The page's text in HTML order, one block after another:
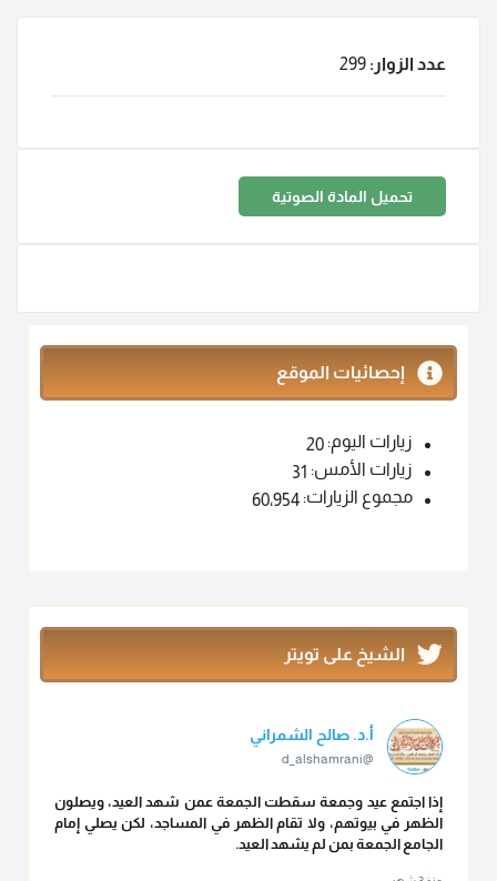
عدد الزوار: 299
تحميل المادة الصوتية
إحصائيات الموقع
زيارات اليوم: 20
زيارات الأمس: 31
مجموع الزيارات: 60٬954
الشيخ على تويتر
أ.د. صالح الشمراني
@d_alshamrani
إذا اجتمع عيد وجمعة سقطت الجمعة عمن شهد العيد، ويصلون
الظهر في بيوتهم، ولا تقام الظهر في المساجد، لكن يصلي إمام
الجامع الجمعة بمن لم يشهد العيد.